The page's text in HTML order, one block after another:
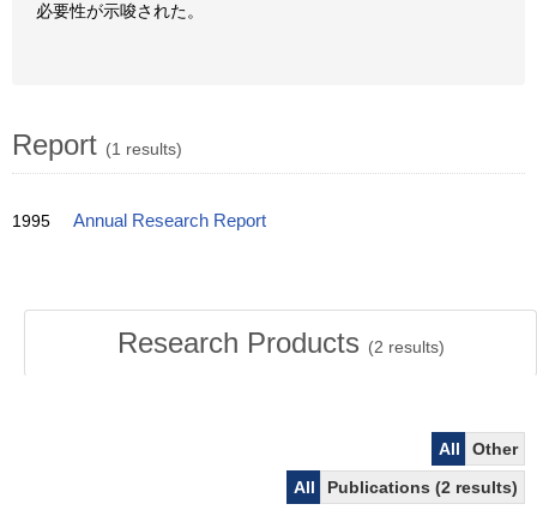
必要性が示唆された。
Report (1 results)
1995 Annual Research Report
Research Products (2 results)
All
Other
All
Publications (2 results)